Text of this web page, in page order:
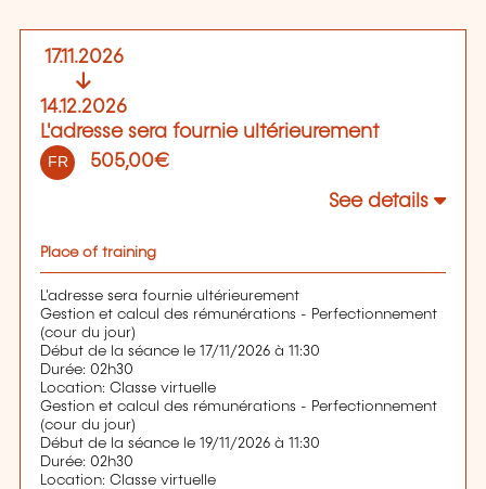
17.11.2026
14.12.2026
L'adresse sera fournie ultérieurement
FR 505,00€
See details
Place of training
L'adresse sera fournie ultérieurement
Gestion et calcul des rémunérations - Perfectionnement
(cour du jour)
Début de la séance le 17/11/2026 à 11:30
Durée: 02h30
Location: Classe virtuelle
Gestion et calcul des rémunérations - Perfectionnement
(cour du jour)
Début de la séance le 19/11/2026 à 11:30
Durée: 02h30
Location: Classe virtuelle